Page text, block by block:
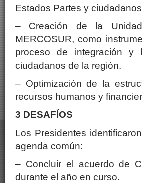
Estados Partes y
– Creación de la
MERCOSUR, como
proceso de integración y
ciudadanos de la región.
– Optimización de la
recursos humanos y
3 DESAFÍOS
Los Presidentes
agenda común:
– Concluir el acuerdo de
durante el año en curso.